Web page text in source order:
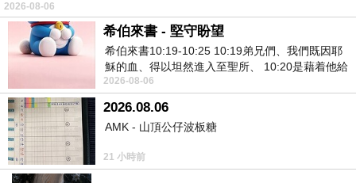
2026-08-06
希伯來書 - 堅守盼望
希伯來書10:19-10:25 10:19弟兄們、我們既因耶
穌的血、得以坦然進入至聖所、 10:20是藉着他給
我們開了一條又新又活的路從幔子經過
2026-08-06
2026.08.06
AMK - 山頂公仔波板糖
21 小時前